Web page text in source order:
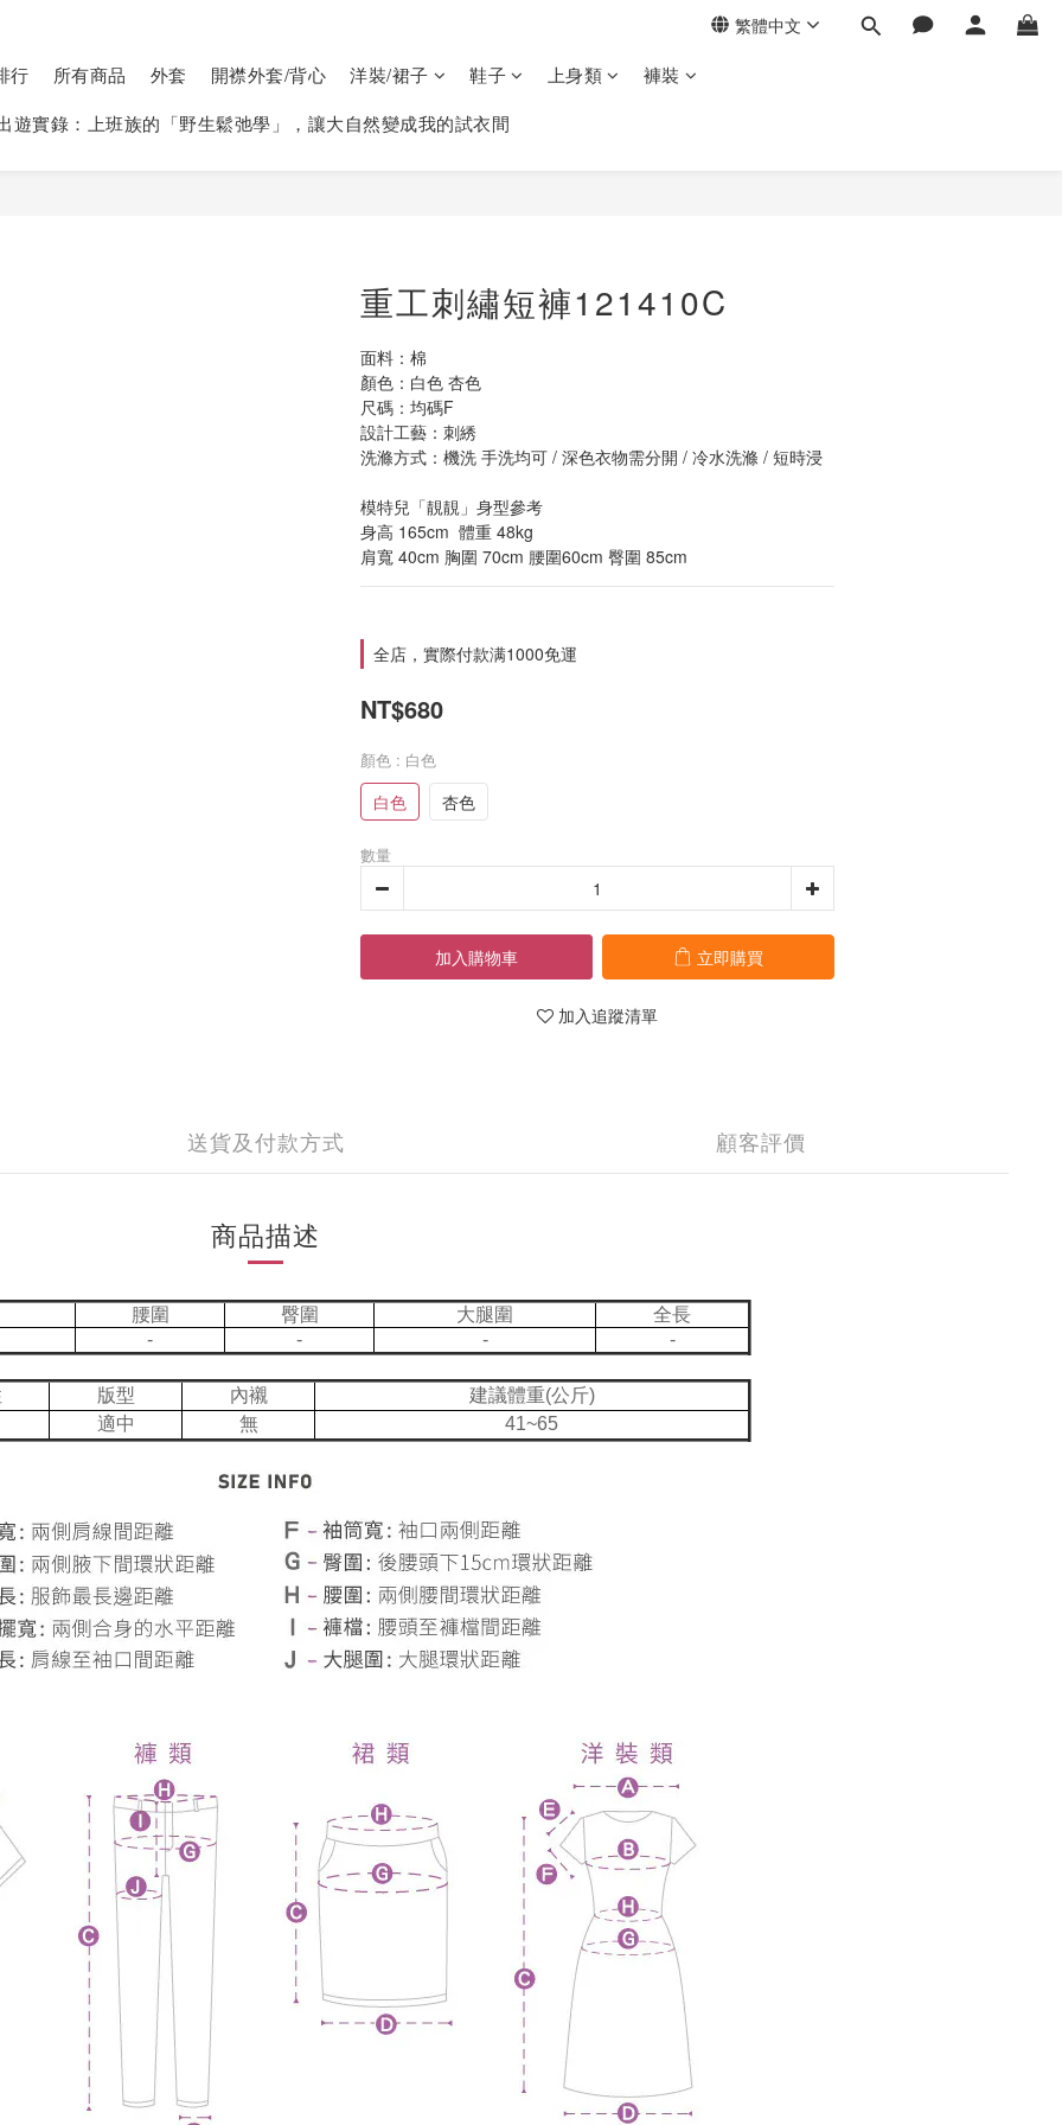
繁體中文
行 所有商品 外套 開襟外套/背心 洋裝/裙子 鞋子 上身類
褲裝
遊實錄：上班族的「野生鬆弛學」，讓大自然變成我的試衣間
重工刺繡短褲121410C
面料：棉
顏色：白色 杏色
尺碼：均碼F
設計工藝：刺綉
洗滌方式：機洗 手洗均可 / 深色衣物需分開 / 冷水洗滌 / 短時浸
模特兒「靚靚」身型參考
身高 165cm  體重 48kg
肩寬 40cm 胸圍 70cm 腰圍60cm 臀圍 85cm
全店，實際付款满1000免運
NT$680
顏色 : 白色
白色 杏色
數量
加入購物車 立即購買
加入追蹤清單
送貨及付款方式 顧客評價
商品描述
腰圍 臀圍 大腿圍
全長
-
- - -
版型 內襯
建議體重(公斤)
適中
無 41~65